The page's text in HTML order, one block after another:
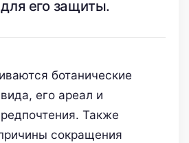
его защиты.
ботанические
его ареал и
Также
сокращения